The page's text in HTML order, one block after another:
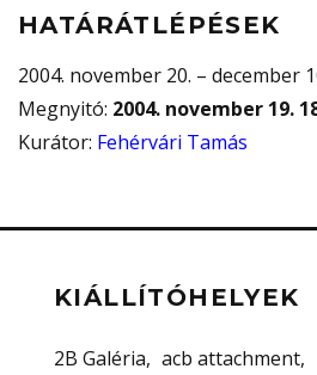
HATÁRÁTLÉPÉSEK
2004. november 20. – december
Megnyitó: 2004. november 19.
Kurátor: Fehérvári Tamás
KIÁLLÍTÓHELYEK
2B Galéria
acb attachment